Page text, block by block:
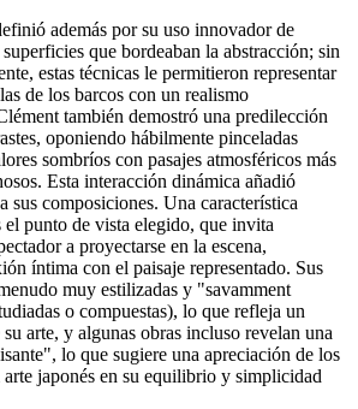
además por su uso innovador de
que bordeaban la abstracción; sin
estas técnicas le permitieron representar
de los barcos con un realismo
también demostró una predilección
oponiendo hábilmente pinceladas
sombríos con pasajes atmosféricos más
Esta interacción dinámica añadió
sus composiciones. Una característica
el punto de vista elegido, que invita
a proyectarse en la escena,
íntima con el paisaje representado. Sus
muy estilizadas y "savamment
o compuestas), lo que refleja un
arte, y algunas obras incluso revelan una
lo que sugiere una apreciación de los
japonés en su equilibrio y simplicidad